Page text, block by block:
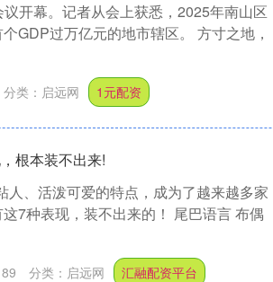
开幕。记者从会上获悉，2025年南山区
GDP过万亿元的地市辖区。 方寸之地，
分类： 启远网 1元配资
根本装不出来!
、活泼可爱的特点，成为了越来越多家
7种表现，装不出来的！ 尾巴语言 布偶
分类： 启远网 汇融配资平台